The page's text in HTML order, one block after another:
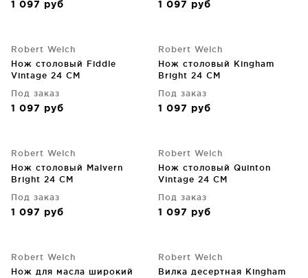
1 097 руб 1 097 руб
Robert Welch
Нож столовый Fiddle
Vintage 24 CM
Под заказ
1 097 руб
Robert Welch
Нож столовый Kingham
Bright 24 CM
Под заказ
1 097 руб
Robert Welch
Нож столовый Malvern
Bright 24 CM
Под заказ
1 097 руб
Robert Welch
Нож столовый Quinton
Vintage 24 CM
Под заказ
1 097 руб
Robert Welch
Нож для масла широкий
Robert Welch
Вилка десертная Kingham